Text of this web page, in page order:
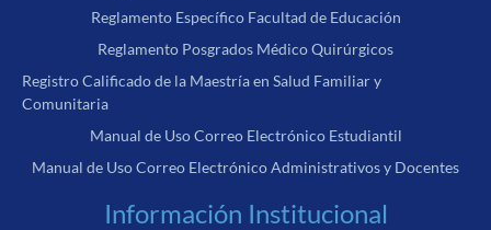
Reglamento Específico Facultad de Educación
Reglamento Posgrados Médico Quirúrgicos
Registro Calificado de la Maestría en Salud Familiar y
Comunitaria
Manual de Uso Correo Electrónico Estudiantil
Manual de Uso Correo Electrónico Administrativos y Docentes
Información Institucional